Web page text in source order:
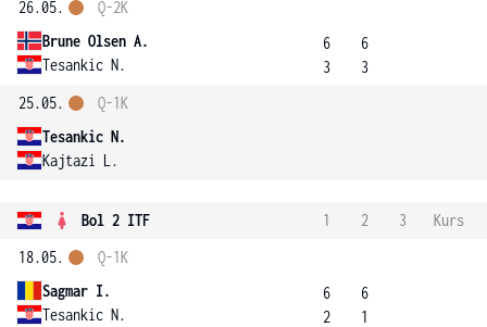
26.05.
Brune Olsen A.
Tesankic N.
Q-2K
6
3
6
3
25.05.
Tesankic N.
Kajtazi L.
Q-1K
Bol 2 ITF 1 2 3
Kurs
18.05.
Sagmar I.
Tesankic N.
Q-1K
6
2
6
1